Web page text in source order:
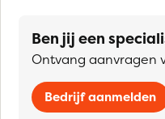
Ben jij een
Ontvang aanvragen
Bedrijf aanmelden